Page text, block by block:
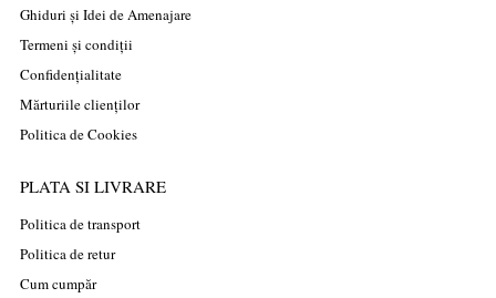
Ghiduri și Idei de Amenajare
Termeni și condiții
Confidențialitate
Mărturiile clienților
Politica de Cookies
PLATA SI LIVRARE
Politica de transport
Politica de retur
Cum cumpăr